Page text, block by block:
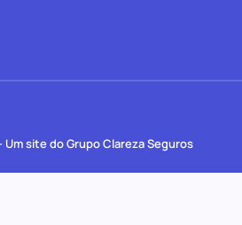
site do Grupo Clareza Seguros